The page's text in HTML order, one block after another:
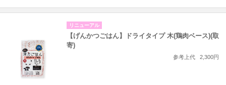
リニューアル
【げんかつごはん】ドライタイプ 木(鶏肉ベース)(取
寄)
参考上代 2,300円